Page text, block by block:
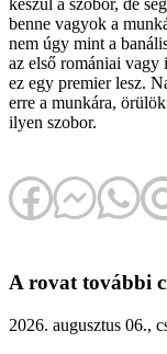
benne vagyok a
nem úgy mint a
az első romániai vagy
ez egy premier lesz.
erre a munkára,
ilyen szobor.
A rovat további
2026. augusztus 06.,